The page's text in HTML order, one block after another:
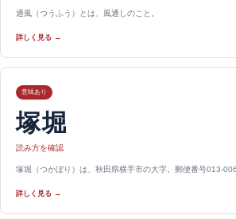
通風（つうふう）とは、風通しのこと。
詳しく見る →
意味あり
塚堀
読み方を確認
塚堀（つかぼり）は、秋田県横手市の大字。郵便番号013-
詳しく見る →